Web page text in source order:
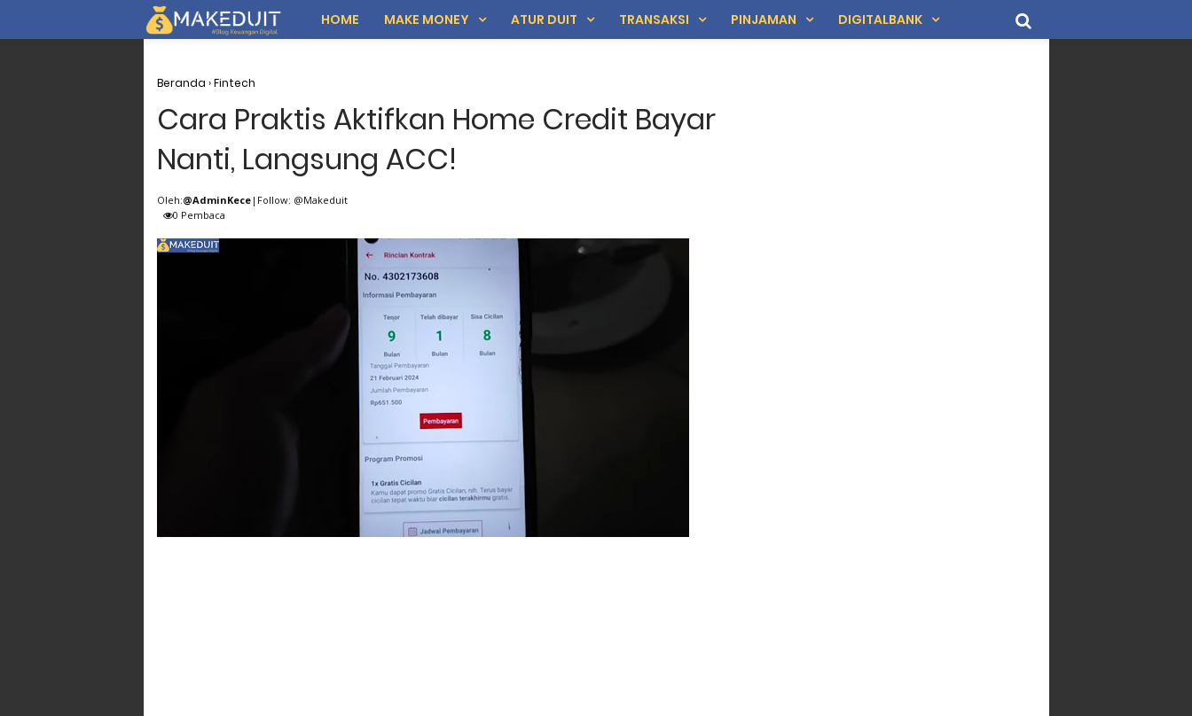
HOME MAKE MONEY ATUR DUIT TRANSAKSI PINJAMAN DIGITALBANK
Beranda ›Fintech
Cara Praktis Aktifkan Home Credit Bayar
Nanti, Langsung ACC!
Oleh:@AdminKece|Follow: @Makeduit
0 Pembaca